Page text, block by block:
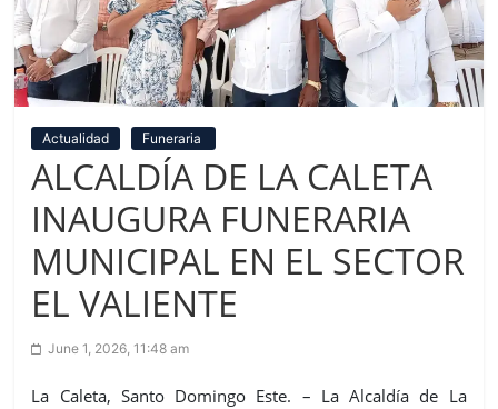
Actualidad Funeraria
ALCALDÍA DE LA CALETA
INAUGURA FUNERARIA
MUNICIPAL EN EL SECTOR
EL VALIENTE
June 1, 2026, 11:48 am
La Caleta, Santo Domingo Este. – La Alcaldía de La